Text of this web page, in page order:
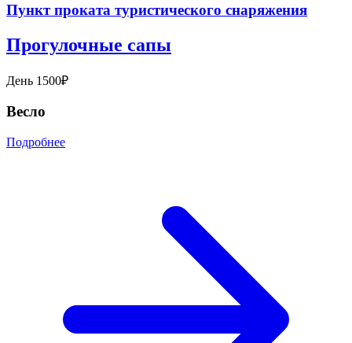
Пункт проката туристического снаряжения
Прогулочные сапы
День 1500₽
Весло
Подробнее